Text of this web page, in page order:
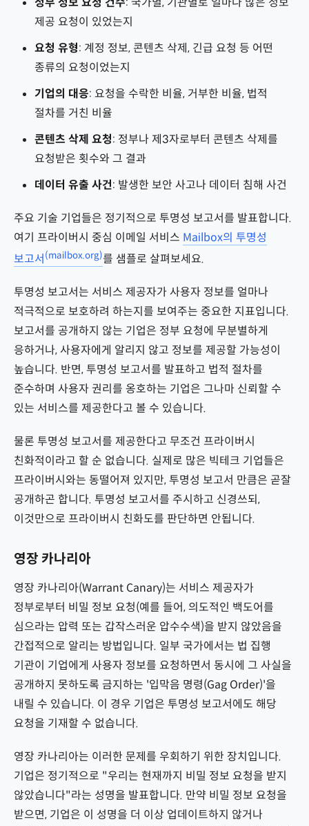
제공 요청이 있었는지
요청 유형: 계정 정보, 콘텐츠 삭제, 긴급 요청 등 어떤
종류의 요청이었는지
기업의 대응: 요청을 수락한 비율, 거부한 비율, 법적
절차를 거친 비율
콘텐츠 삭제 요청: 정부나 제3자로부터 콘텐츠 삭제를
요청받은 횟수와 그 결과
데이터 유출 사건: 발생한 보안 사고나 데이터 침해 사건
주요 기술 기업들은 정기적으로 투명성 보고서를 발표합니다.
여기 프라이버시 중심 이메일 서비스 Mailbox의 투명성
보고서 (mailbox.org)를 샘플로 살펴보세요.
투명성 보고서는 서비스 제공자가 사용자 정보를 얼마나
적극적으로 보호하려 하는지를 보여주는 중요한 지표입니다.
보고서를 공개하지 않는 기업은 정부 요청에 무분별하게
응하거나, 사용자에게 알리지 않고 정보를 제공할 가능성이
높습니다. 반면, 투명성 보고서를 발표하고 법적 절차를
준수하며 사용자 권리를 옹호하는 기업은 그나마 신뢰할 수
있는 서비스를 제공한다고 볼 수 있습니다.
물론 투명성 보고서를 제공한다고 무조건 프라이버시
친화적이라고 할 순 없습니다. 실제로 많은 빅테크 기업들은
프라이버시와는 동떨어져 있지만, 투명성 보고서 만큼은 곧잘
공개하곤 합니다. 투명성 보고서를 주시하고 신경쓰되,
이것만으로 프라이버시 친화도를 판단하면 안됩니다.
영장 카나리아
영장 카나리아(Warrant Canary)는 서비스 제공자가
정부로부터 비밀 정보 요청(예를 들어, 의도적인 백도어를
심으라는 압력 또는 갑작스러운 압수수색)을 받지 않았음을
간접적으로 알리는 방법입니다. 일부 국가에서는 법 집행
기관이 기업에게 사용자 정보를 요청하면서 동시에 그 사실을
공개하지 못하도록 금지하는 '입막음 명령(Gag Order)'을
내릴 수 있습니다. 이 경우 기업은 투명성 보고서에도 해당
요청을 기재할 수 없습니다.
영장 카나리아는 이러한 문제를 우회하기 위한 장치입니다.
기업은 정기적으로 "우리는 현재까지 비밀 정보 요청을 받지
않았습니다"라는 성명을 발표합니다. 만약 비밀 정보 요청을
받으면, 기업은 이 성명을 더 이상 업데이트하지 않거나